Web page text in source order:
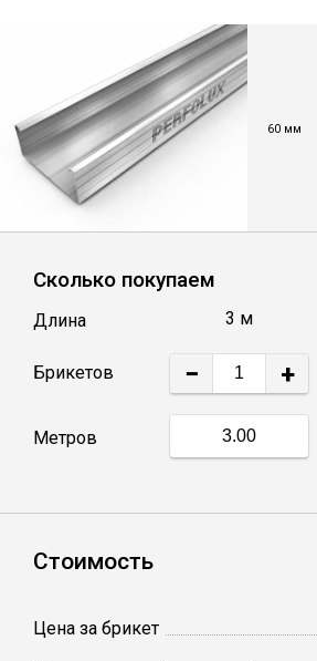
Уголок
Балка
Квадрат
Катанка
60 мм
Сколько покупаем
Длина 3 м
− +
Метров
Стоимость
Цена за брикет